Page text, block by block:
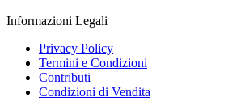
Informazioni Legali
Privacy Policy
Termini e Condizioni
Contributi
Condizioni di Vendita